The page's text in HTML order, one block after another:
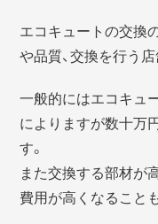
エコキュートの交換
や品質、交換を行う
一般的にはエコキュ
によりますが数十万
す。
また交換する部材が
費用が高くなること